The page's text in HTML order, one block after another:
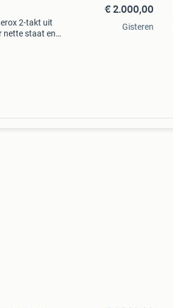
2-takt uit
nette staat en
€ 2.000,00
Gisteren